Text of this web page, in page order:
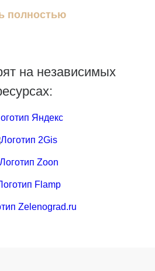
полностью
на независимых